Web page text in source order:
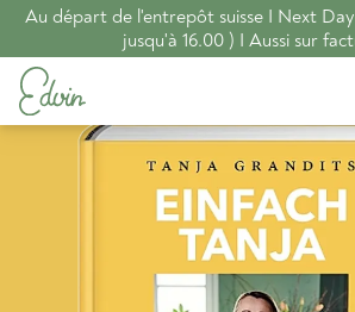
Au départ de l'entrepôt suisse I Next
jusqu'à 16.00 ) I Aussi sur